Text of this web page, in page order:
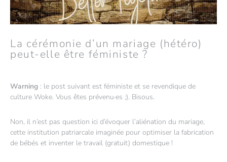
La cérémonie d’un mariage (hétéro)
peut-elle être féministe ?
Warning : le post suivant est féministe et se revendique de
culture Woke. Vous êtes prévenu·es ;). Bisous.
Non, il n’est pas question ici d’évoquer l’aliénation du mariage,
cette institution patriarcale imaginée pour optimiser la fabrication
de bébés et inventer le travail (gratuit) domestique !